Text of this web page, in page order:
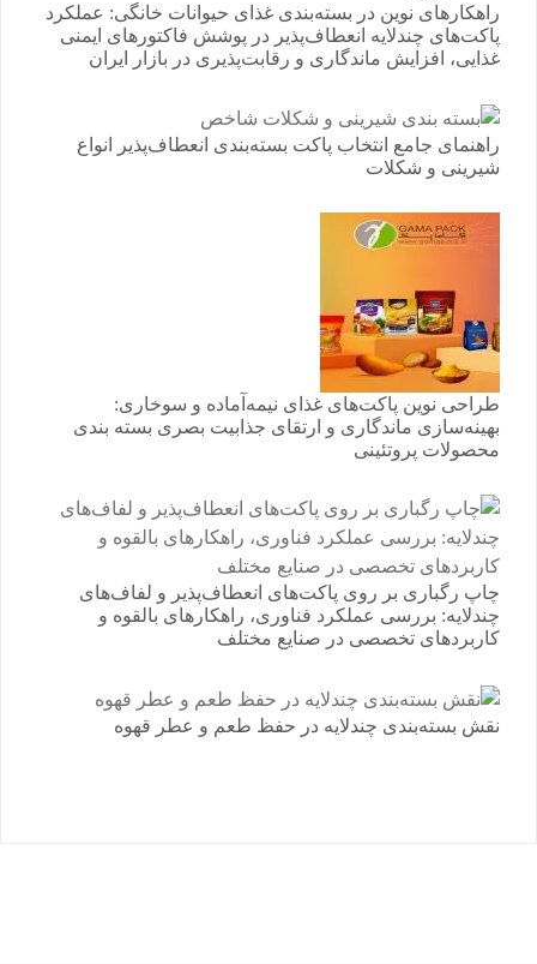
راهکارهای نوین در بسته‌بندی غذای حیوانات خانگی: عملکرد
پاکت‌های چندلایه انعطاف‌پذیر در پوشش فاکتورهای ایمنی
غذایی، افزایش ماندگاری و رقابت‌پذیری در بازار ایران
راهنمای جامع انتخاب پاکت بسته‌بندی انعطاف‌پذیر انواع
شیرینی و شکلات
طراحی نوین پاکت‌های غذای نیمه‌آماده و سوخاری:
بهینه‌سازی ماندگاری و ارتقای جذابیت بصری بسته بندی
محصولات پروتئینی
چاپ رگباری بر روی پاکت‌های انعطاف‌پذیر و لفاف‌های
چندلایه: بررسی عملکرد فناوری، راهکارهای بالقوه و
کاربردهای تخصصی در صنایع مختلف
نقش بسته‌بندی چندلایه در حفظ طعم و عطر قهوه